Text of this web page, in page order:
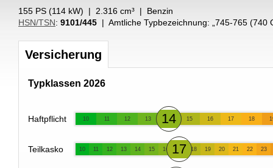
155 PS (114 kW) | 2.316 cm³ | Benzin
HSN/TSN: 9101/445 | Amtliche Typbezeichnung: „ 745-765 (740
Versicherung
Typklassen 2026
Haftpflicht 10 11 12 13 14 15 16 17 18
Teilkasko 10 11 12 13 14 15 16 17 18 19 20 21 22 23